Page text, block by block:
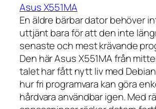
Asus X551MA
En äldre bärbar dator behöver
uttjänt bara för att den inte
senaste och mest krävande
Den här Asus X551MA från
talet har fått nytt liv med
hur fri programvara kan göra
hårdvara användbar igen. Med